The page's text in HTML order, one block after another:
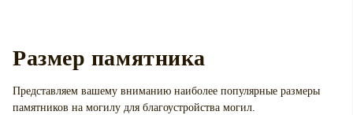
Размер памятника
Представляем вашему вниманию наиболее популярные размеры
памятников на могилу для благоустройства могил.